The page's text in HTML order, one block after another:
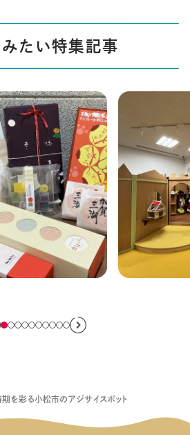
を彩る小松市のアジサイスポット
たい特集記事
買って帰ろう！
おすすめお菓子
子どもの
室内からア
で幅広くご